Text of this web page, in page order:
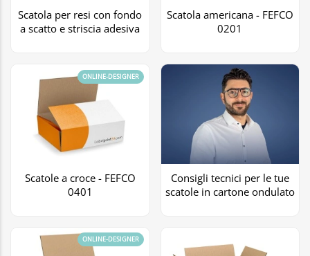
Scatola per resi con fondo
a scatto e striscia adesiva
Scatola americana - FEFCO
0201
Scatole a croce - FEFCO
0401
ONLINE-DESIGNER
Consigli tecnici per le tue
scatole in cartone ondulato
ONLINE-DESIGNER